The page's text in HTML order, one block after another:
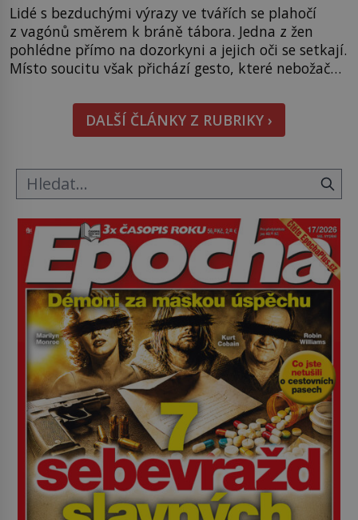
Lidé s bezduchými výrazy ve tvářích se plahočí
z vagónů směrem k bráně tábora. Jedna z žen
pohlédne přímo na dozorkyni a jejich oči se setkají.
Místo soucitu však přichází gesto, které nebožačku
Rudolf Höss (1901–1947), Josef Mengele (1911–
1979) či Heinrich Himmler (1900–1945) zná každý,
o koho se historie jen otřela. Jenže […]
DALŠÍ ČLÁNKY Z RUBRIKY ›